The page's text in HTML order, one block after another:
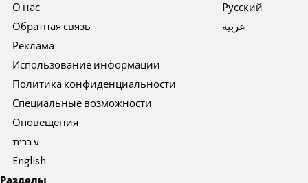
О нас
Обратная связь
Реклама
Использование информации
Политика конфиденциальности
Специальные возможности
Оповещения
עברית
English
Pусский
عربية
Разделы